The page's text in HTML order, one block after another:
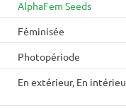
AlphaFem Seeds
Féminisée
Photopériode
En extérieur, En